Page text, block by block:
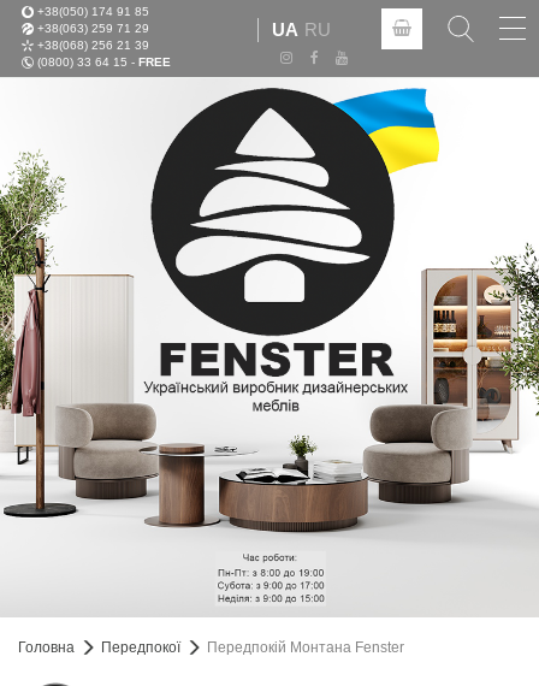
+38(050) 174 91 85
+38(063) 259 71 29
+38(068) 256 21 39
(0800) 33 64 15 - FREE
UA RU
Головна Передпокої Передпокій Монтана Fenster